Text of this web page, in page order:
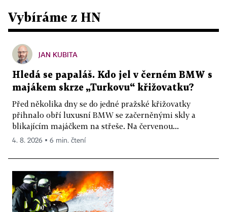
Vybíráme z HN
JAN KUBITA
Hledá se papaláš. Kdo jel v černém BMW s
majákem skrze „Turkovu“ křižovatku?
Před několika dny se do jedné pražské křižovatky
přihnalo obří luxusní BMW se začerněnými skly a
blikajícím majáčkem na střeše. Na červenou...
4. 8. 2026 ▪ 6 min. čtení